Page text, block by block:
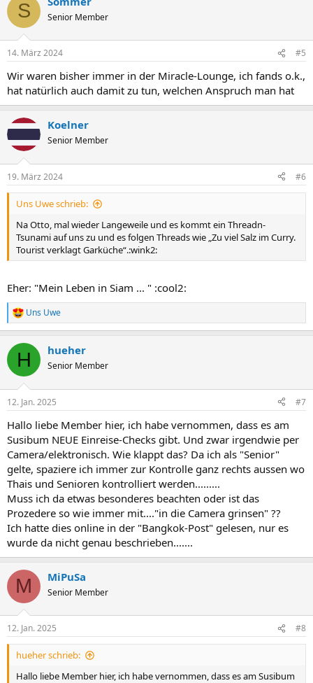
i
n
e
:
S Senior Member
14. März 2024 #5
Wir waren bisher immer in der Miracle-Lounge, ich fands o.k.,
hat natürlich auch damit zu tun, welchen Anspruch man hat
Koelner
Senior Member
19. März 2024 #6
Uns Uwe schrieb:
Na Otto, mal wieder Langeweile und es kommt ein Threadn-
Tsunami auf uns zu und es folgen Threads wie „Zu viel Salz im Curry.
Tourist verklagt Garküche“.:wink2:
Eher: "Mein Leben in Siam ... " :cool2:
R
e
k
i
e
:
Uns Uwe
H hueher
Senior Member
12. Jan. 2025 #7
Hallo liebe Member hier, ich habe vernommen, dass es am
Susibum NEUE Einreise-Checks gibt. Und zwar irgendwie per
Camera/elektronisch. Wie klappt das? Da ich als "Senior"
gelte, spaziere ich immer zur Kontrolle ganz rechts aussen wo
Thais und Senioren kontrolliert werden.........
Muss ich da etwas besonderes beachten oder ist das
Prozedere so wie immer mit...."in die Camera grinsen" ??
Ich hatte dies online in der "Bangkok-Post" gelesen, nur es
wurde da nicht genau beschrieben.......
M MiPuSa
Senior Member
12. Jan. 2025 #8
hueher schrieb:
Hallo liebe Member hier, ich habe vernommen, dass es am Susibum